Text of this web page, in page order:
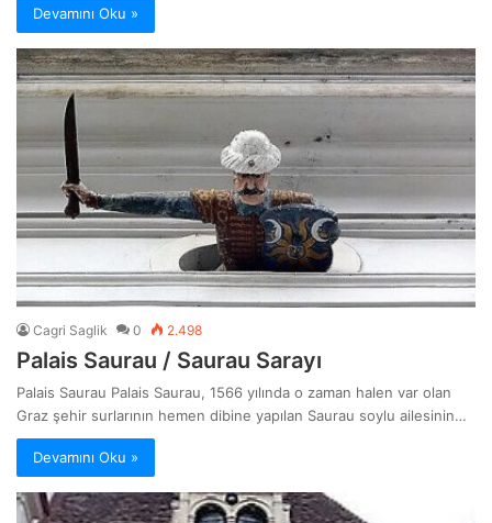
Devamını Oku »
Cagri Saglik 0 2.498
Palais Saurau / Saurau Sarayı
Palais Saurau Palais Saurau, 1566 yılında o zaman halen var olan
Graz şehir surlarının hemen dibine yapılan Saurau soylu ailesinin…
Devamını Oku »